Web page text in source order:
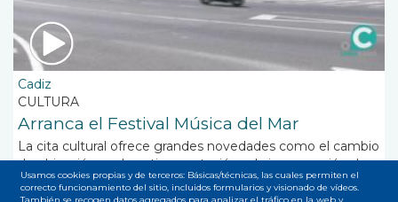
Cadiz
CULTURA
Arranca el Festival Música del Mar
La cita cultural ofrece grandes novedades como el cambio
de ubicación, en la antigua estación, y la inauguración de
una terraza para el ocio.
Usamos cookies propias y de terceros: Básicas/técnicas, las cuales permiten el
correcto funcionamiento del sitio, incluidos formularios y visionado de vídeos.